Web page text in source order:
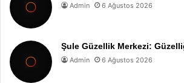
Admin 6 Ağustos 2026
Şule Güzellik Merkezi:
Admin 6 Ağustos 2026